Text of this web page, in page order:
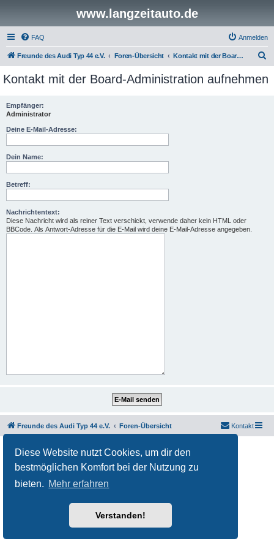
Diese Website nutzt Cookies, um dir den
bestmöglichen Komfort bei der Nutzung zu
bieten. Mehr erfahren
Verstanden!
www.langzeitauto.de
FAQ Anmelden
Freunde des Audi Typ 44 e.V. Foren-Übersicht Kontakt mit der Board-Administration aufnehmen
c
Kontakt mit der Board-Administration aufnehmen
Empfänger:
Administrator
Deine E-Mail-Adresse:
Dein Name:
Betreff:
Nachrichtentext:
Diese Nachricht wird als reiner Text verschickt, verwende daher kein HTML oder
BBCode. Als Antwort-Adresse für die E-Mail wird deine E-Mail-Adresse angegeben.
Freunde des Audi Typ 44 e.V. Foren-Übersicht Kontakt
Powered by phpBB
® Forum Software © phpBB Limited
Deutsche Übersetzung durch
Datenschutz|Nutzungsbedingungen